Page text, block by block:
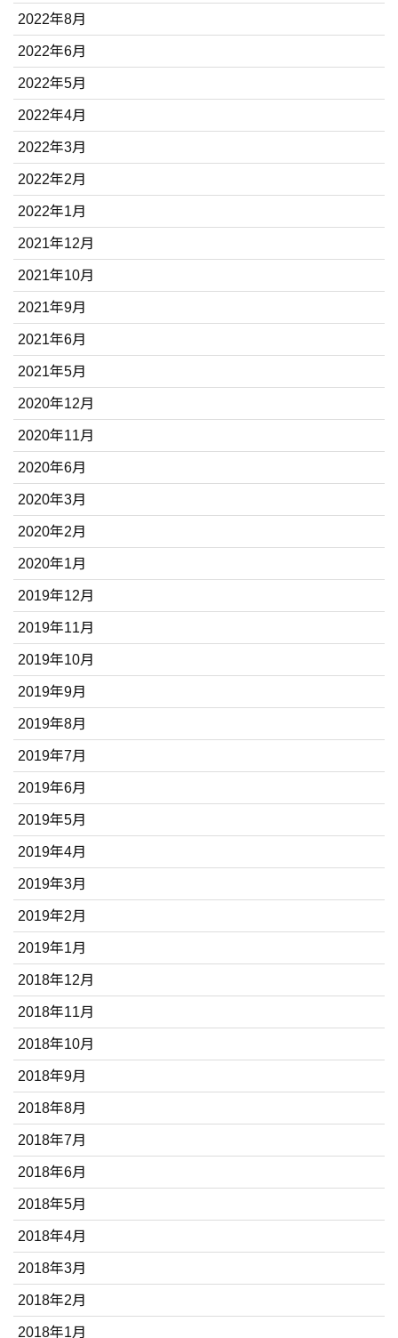
2022年8月
2022年6月
2022年5月
2022年4月
2022年3月
2022年2月
2022年1月
2021年12月
2021年10月
2021年9月
2021年6月
2021年5月
2020年12月
2020年11月
2020年6月
2020年3月
2020年2月
2020年1月
2019年12月
2019年11月
2019年10月
2019年9月
2019年8月
2019年7月
2019年6月
2019年5月
2019年4月
2019年3月
2019年2月
2019年1月
2018年12月
2018年11月
2018年10月
2018年9月
2018年8月
2018年7月
2018年6月
2018年5月
2018年4月
2018年3月
2018年2月
2018年1月